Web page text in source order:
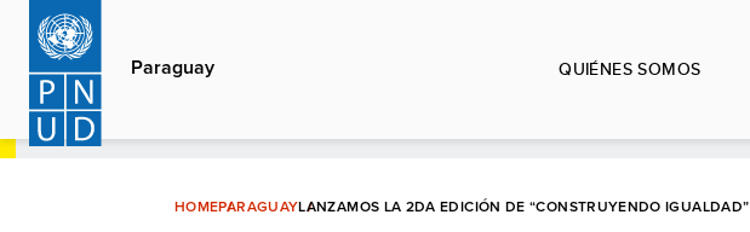
Pasar
contenido
principal
Paraguay QUIÉNES SOMOS
HOMEPARAGUAYLANZAMOS LA 2DA EDICIÓN DE “CONSTRUYENDO IGUALDAD”